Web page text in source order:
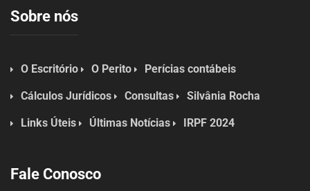
Sobre nós
O Escritório O Perito Perícias contábeis
Cálculos Jurídicos Consultas Silvânia Rocha
Links Úteis Últimas Notícias IRPF 2024
Fale Conosco